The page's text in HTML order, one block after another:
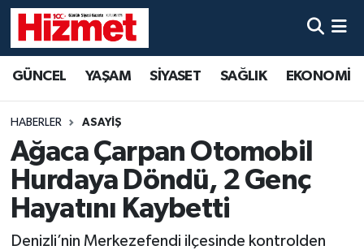
GÜNCEL YAŞAM SİYASET SAĞLIK EKONOMİ
HABERLER ASAYİŞ
Ağaca Çarpan Otomobil
Hurdaya Döndü, 2 Genç
Hayatını Kaybetti
Denizli’nin Merkezefendi ilçesinde kontrolden
YAŞAM
SİYASET
SAĞLIK
EKONOMİ
Denizli Hava Durumu
Denizli Trafik Yoğunluk Haritası
Süper Lig Puan Durumu ve Fikstür
Tüm Manşetler